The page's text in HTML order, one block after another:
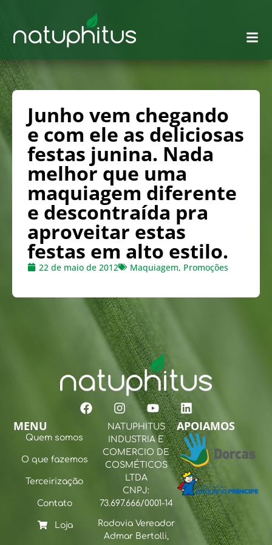
Junho vem chegando
e com ele as deliciosas
festas junina. Nada
melhor que uma
maquiagem diferente
e descontraída pra
aproveitar estas
festas em alto estilo.
22 de maio de 2012 Maquiagem, Promoções
MENU
Quem somos
O que fazemos
Terceirização
Contato
Loja
NATUPHITUS
INDUSTRIA E
COMERCIO DE
COSMÉTICOS
LTDA
CNPJ:
73.697.666/0001-14
Rodovia Vereador
Admar Bertolli,
APOIAMOS